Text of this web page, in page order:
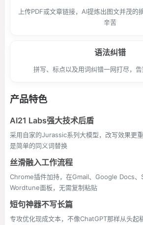
上传PDF或文章链接，AI提炼出图文并茂的
辛苦
语法纠错
拼写、标点以及用词纠错一网打尽，
产品特色
AI21 Labs强大技术后盾
采用自家的Jurassic系列大模型，改写效果更
是简单的同义词替换
丝滑融入工作流程
Chrome插件加持，在Gmail、Google Docs、
Wordtune面板，无需复制粘贴
短句神器不写长篇
专攻优化现成文本，不像ChatGPT那样从头起